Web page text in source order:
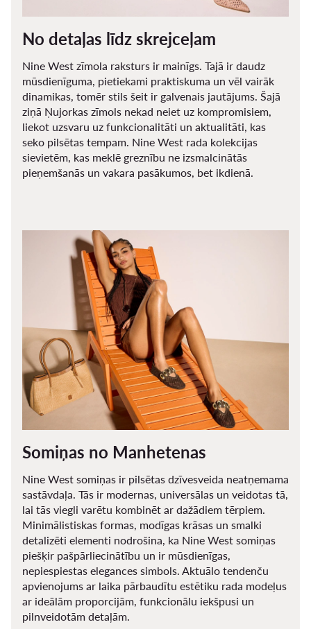
No detaļas līdz skrejceļam
Nine West zīmola raksturs ir mainīgs. Tajā ir daudz
mūsdienīguma, pietiekami praktiskuma un vēl vairāk
dinamikas, tomēr stils šeit ir galvenais jautājums. Šajā
ziņā Ņujorkas zīmols nekad neiet uz kompromisiem,
liekot uzsvaru uz funkcionalitāti un aktualitāti, kas
seko pilsētas tempam. Nine West rada kolekcijas
sievietēm, kas meklē greznību ne izsmalcinātās
pieņemšanās un vakara pasākumos, bet ikdienā.
Somiņas no Manhetenas
Nine West somiņas ir pilsētas dzīvesveida neatņemama
sastāvdaļa. Tās ir modernas, universālas un veidotas tā,
lai tās viegli varētu kombinēt ar dažādiem tērpiem.
Minimālistiskas formas, modīgas krāsas un smalki
detalizēti elementi nodrošina, ka Nine West somiņas
piešķir pašpārliecinātību un ir mūsdienīgas,
nepiespiestas elegances simbols. Aktuālo tendenču
apvienojums ar laika pārbaudītu estētiku rada modeļus
ar ideālām proporcijām, funkcionālu iekšpusi un
pilnveidotām detaļām.